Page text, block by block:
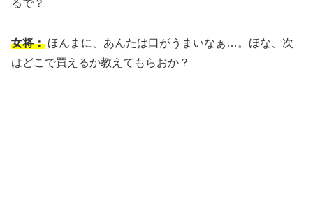
るで？
女将： ほんまに、あんたは口がうまいなぁ…。ほな、次
はどこで買えるか教えてもらおか？